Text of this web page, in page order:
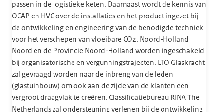
passen in de logistieke keten. Daarnaast wordt de kennis van
OCAP en HVC over de installaties en het product ingezet bij
de ontwikkeling en engineering van de benodigde techniek
voor het verschepen van vloeibare CO2. Noord-Holland
Noord en de Provincie Noord-Holland worden ingeschakeld
bij organisatorische en vergunningstrajecten. LTO Glaskracht
zal gevraagd worden naar de inbreng van de leden
(glastuinbouw) om ook aan de zijde van de klanten een
vergroot draagvlak te creëren. Classificatiebureau RINA The
Netherlands zal ondersteuning verlenen bij de ontwikkeling